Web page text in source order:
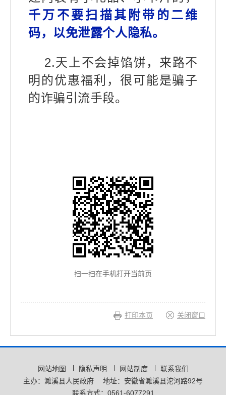
千万不要扫描其附带的二维
码，以免泄露个人隐私。
2.天上不会掉馅饼，来路不
明的优惠福利，很可能是骗子
的诈骗引流手段。
扫一扫在手机打开当前页
打印本页 关闭窗口
网站地图 隐私声明 网站制度
联系我们
主办：濉溪县人民政府
地址：安徽省濉溪县沱河路92号
联系方式：0561-6077291